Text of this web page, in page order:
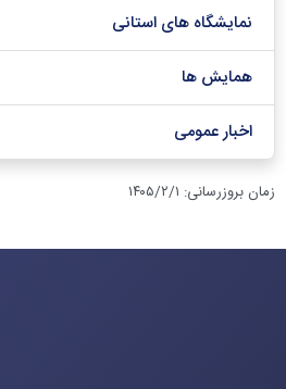
نمایشگاه های استانی
همایش ها
اخبار عمومی
زمان بروزرسانی: ۱۴۰۵/۲/۱